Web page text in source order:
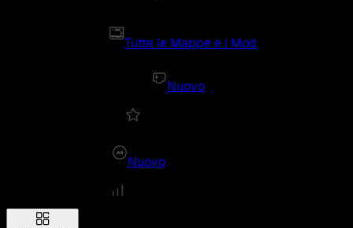
Tutte le Mappe e i Mod
Nuovo
Nuovo